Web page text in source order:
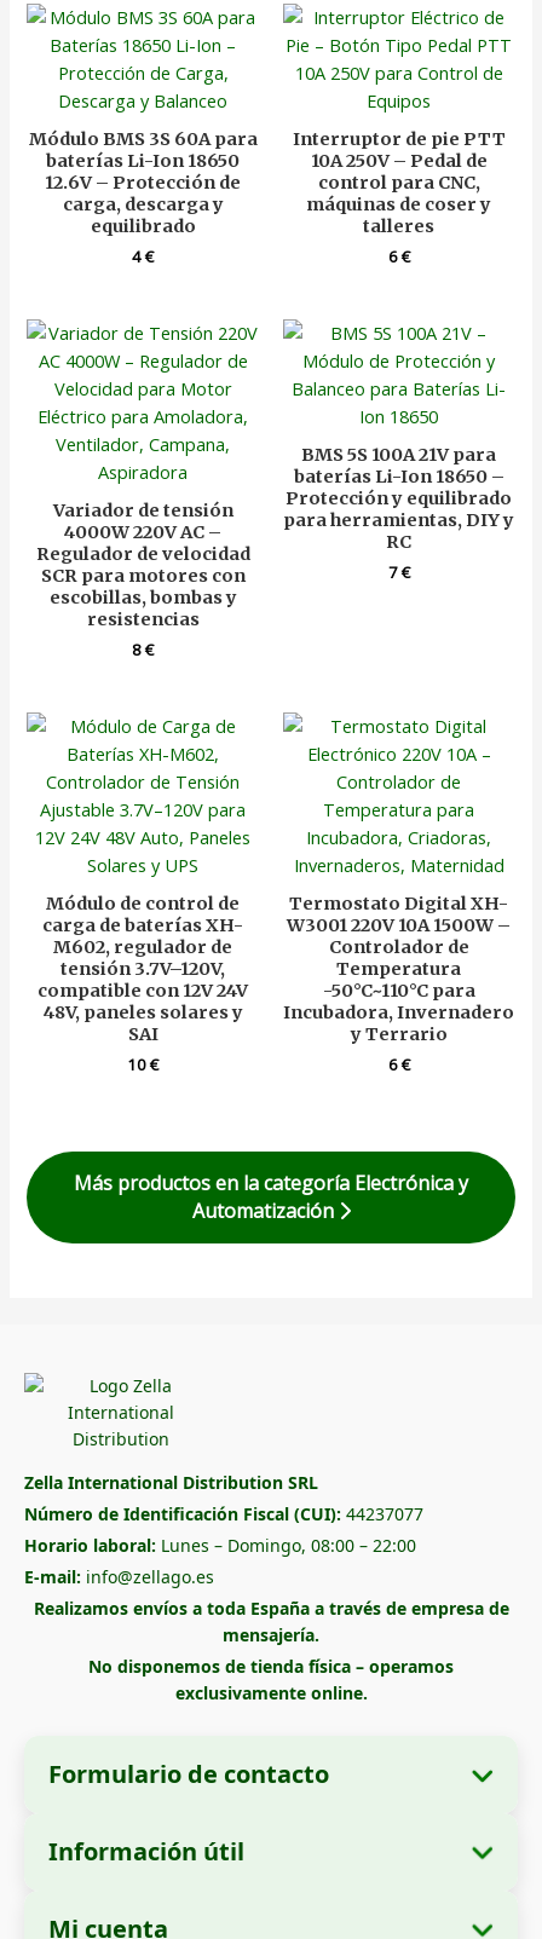
Módulo BMS 3S 60A para
baterías Li-Ion 18650
12.6V – Protección de
carga, descarga y
equilibrado
4€
Interruptor de pie PTT
10A 250V – Pedal de
control para CNC,
máquinas de coser y
talleres
6€
Variador de tensión
4000W 220V AC –
Regulador de velocidad
SCR para motores con
escobillas, bombas y
resistencias
8€
BMS 5S 100A 21V para
baterías Li-Ion 18650 –
Protección y equilibrado
para herramientas, DIY y
RC
7€
Módulo de control de
carga de baterías XH-
M602, regulador de
tensión 3.7V–120V,
compatible con 12V 24V
48V, paneles solares y
SAI
10€
Termostato Digital XH-
W3001 220V 10A 1500W –
Controlador de
Temperatura
-50°C~110°C para
Incubadora, Invernadero
y Terrario
6€
Más productos en la categoría Electrónica y
Automatización
Zella International Distribution SRL
Número de Identificación Fiscal (CUI): 44237077
Horario laboral: Lunes – Domingo, 08:00 – 22:00
E-mail: info@zellago.es
Realizamos envíos a toda España a través de empresa de
mensajería.
No disponemos de tienda física – operamos
exclusivamente online.
Formulario de contacto
Razón social:
Información útil
Mi cuenta